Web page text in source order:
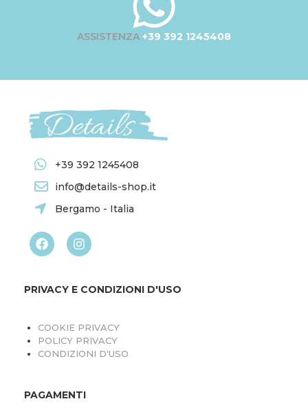
ASSISTENZA +39 392 1245408
+39 392 1245408
info@details-shop.it
Bergamo - Italia
PRIVACY E CONDIZIONI D'USO
COOKIE PRIVACY
POLICY PRIVACY
CONDIZIONI D'USO
PAGAMENTI